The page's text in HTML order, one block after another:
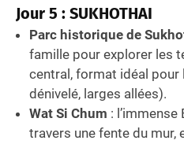
Jour 5 : SUKHOTHAI
Parc historique de
famille pour explorer les
central, format idéal pour
dénivelé, larges allées).
Wat Si Chum :
travers une fente du mur,